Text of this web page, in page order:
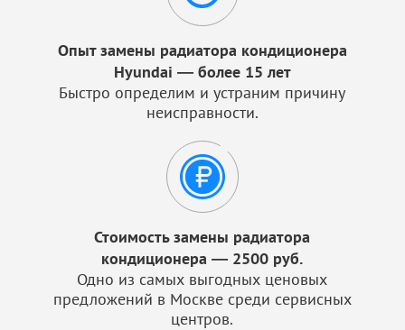
Опыт замены радиатора кондиционера
Hyundai — более 15 лет
Быстро определим и устраним причину
неисправности.
Стоимость замены радиатора
кондиционера — 2500 руб.
Одно из самых выгодных ценовых
предложений в Москве среди сервисных
центров.